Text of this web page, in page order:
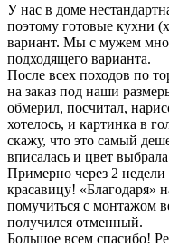
У нас в доме
поэтому готовые кухни
вариант. Мы с мужем
подходящего варианта.
После всех походов по
на заказ под наши
обмерил, посчитал,
хотелось, и картинка в
скажу, что это самый
вписалась и цвет
Примерно через 2
красавицу!
помучиться с монтажом
получился отменный.
Большое всем спасибо!